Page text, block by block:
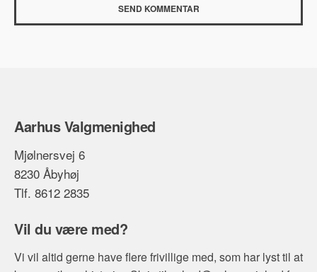
Aarhus Valgmenighed
Mjølnersvej 6
8230 Åbyhøj
Tlf. 8612 2835
Vil du være med?
Vi vil altid gerne have flere frivillige med, som har lyst til at